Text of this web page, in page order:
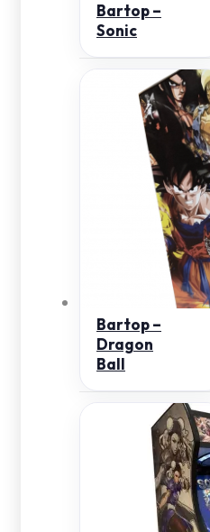
Bartop –
Sonic
Bartop –
Dragon
Ball